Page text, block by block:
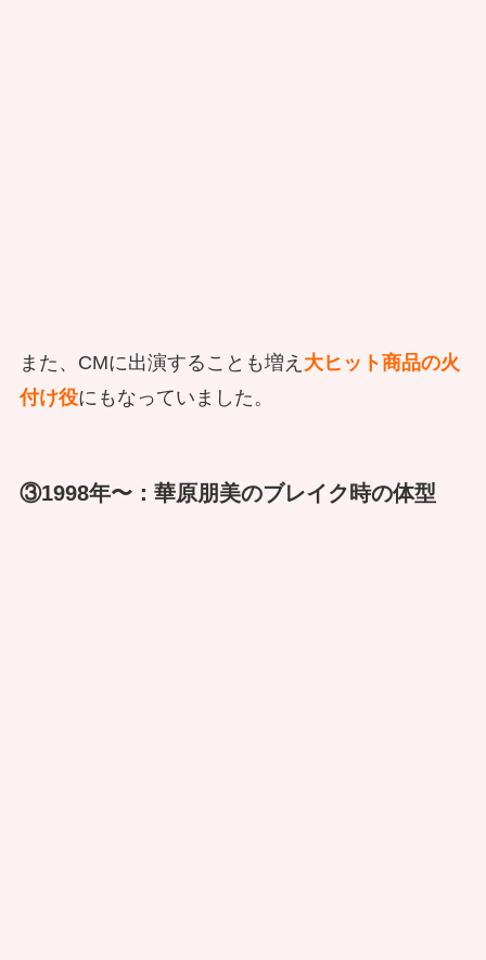
また、CMに出演することも増え 大ヒット商品の火
付け役にもなっていました。
③1998年〜：華原朋美のブレイク時の体型